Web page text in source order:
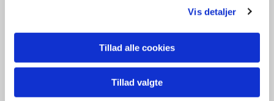
Vis detaljer
Tillad alle cookies
Tillad valgte